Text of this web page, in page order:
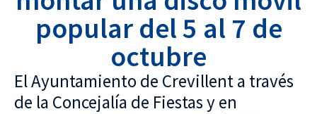
popular del 5 al 7 de
octubre
El Ayuntamiento de Crevillent a través
de la Concejalía de Fiestas y en